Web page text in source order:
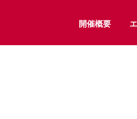
開催概要